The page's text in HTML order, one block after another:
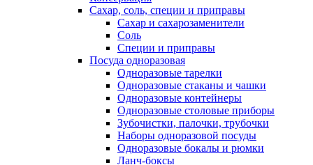
Сахар, соль, специи и приправы
Сахар и сахарозаменители
Соль
Специи и приправы
Посуда одноразовая
Одноразовые тарелки
Одноразовые стаканы и чашки
Одноразовые контейнеры
Одноразовые столовые приборы
Зубочистки, палочки, трубочки
Наборы одноразовой посуды
Одноразовые бокалы и рюмки
Ланч-боксы